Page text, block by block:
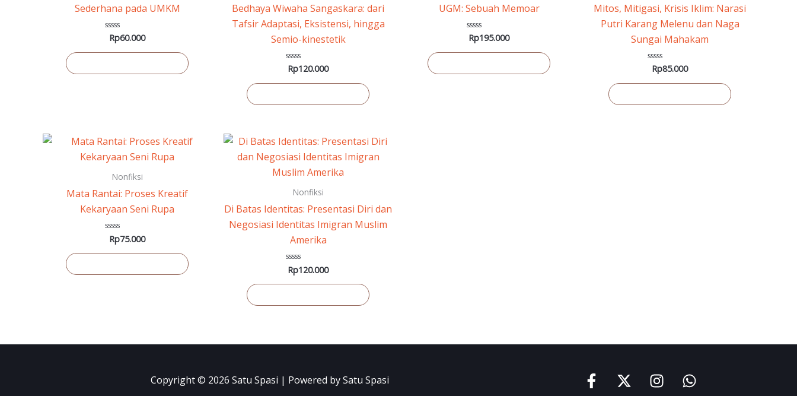
Sederhana pada UMKM
Dinilai
dari
Rp60.000
Bedhaya Wiwaha Sangaskara: dari
Tafsir Adaptasi, Eksistensi, hingga
Semio-kinestetik
Dinilai
dari
Rp120.000
UGM: Sebuah Memoar
Dinilai
dari
Rp195.000
Mitos, Mitigasi, Krisis Iklim: Narasi
Putri Karang Melenu dan Naga
Sungai Mahakam
Dinilai
dari
Rp85.000
Nonfiksi
Mata Rantai: Proses Kreatif
Kekaryaan Seni Rupa
Dinilai
dari
Rp75.000
Nonfiksi
Di Batas Identitas: Presentasi Diri dan
Negosiasi Identitas Imigran Muslim
Amerika
Dinilai
0
dari
Rp120.000
Copyright © 2026 Satu Spasi | Powered by Satu Spasi